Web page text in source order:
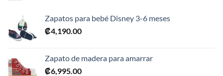
Zapatos para bebé Disney 3-6 meses
₡4,190.00
Zapato de madera para amarrar
₡6,995.00